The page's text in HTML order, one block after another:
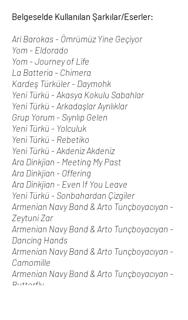
Belgeselde Kullanılan Şarkılar/Eserler:
Ari Barokas - Ömrümüz Yine Geçiyor
Yom - Eldorado
Yom - Journey of Life
La Batteria - Chimera
Kardeş Türküler - Daymohk
Yeni Türkü - Akasya Kokulu Sabahlar
Yeni Türkü - Arkadaşlar Ayrılıklar
Grup Yorum - Sıyrılıp Gelen
Yeni Türkü - Yolculuk
Yeni Türkü - Rebetiko
Yeni Türkü - Akdeniz Akdeniz
Ara Dinkjian - Meeting My Past
Ara Dinkjian - Offering
Ara Dinkjian - Even If You Leave
Yeni Türkü - Sonbahardan Çizgiler
Armenian Navy Band & Arto Tunçboyacıyan -
Zeytuni Zar
Armenian Navy Band & Arto Tunçboyacıyan -
Dancing Hands
Armenian Navy Band & Arto Tunçboyacıyan -
Camomille
Armenian Navy Band & Arto Tunçboyacıyan -
Butterfly